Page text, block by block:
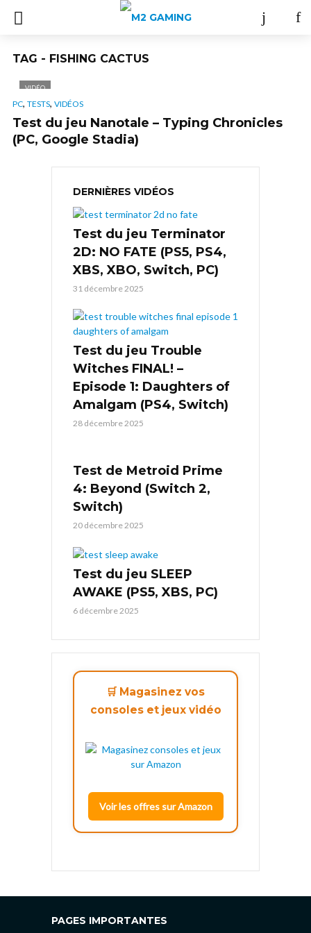
TAG - FISHING CACTUS
VIDÉO
PC, TESTS, VIDÉOS
Test du jeu Nanotale – Typing Chronicles
(PC, Google Stadia)
DERNIÈRES VIDÉOS
Test du jeu Terminator
2D: NO FATE (PS5, PS4,
XBS, XBO, Switch, PC)
31 décembre 2025
Test du jeu Trouble
Witches FINAL! –
Episode 1: Daughters of
Amalgam (PS4, Switch)
28 décembre 2025
Test de Metroid Prime
4: Beyond (Switch 2,
Switch)
20 décembre 2025
Test du jeu SLEEP
AWAKE (PS5, XBS, PC)
6 décembre 2025
🛒 Magasinez vos
consoles et jeux vidéo
Voir les offres sur Amazon
PAGES IMPORTANTES